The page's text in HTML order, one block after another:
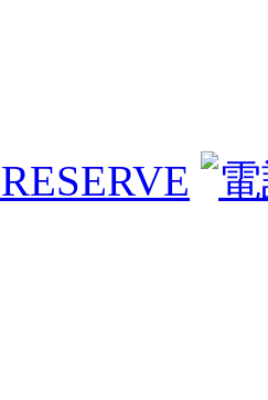
RESERVE